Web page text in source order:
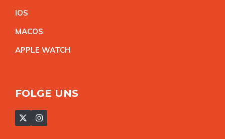
IOS
MACOS
APPLE WATCH
FOLGE UNS